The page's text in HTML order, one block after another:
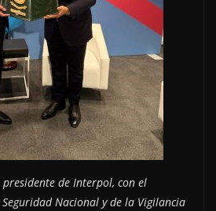
presidente de Interpol, con el
Nacional y de la Vigilancia